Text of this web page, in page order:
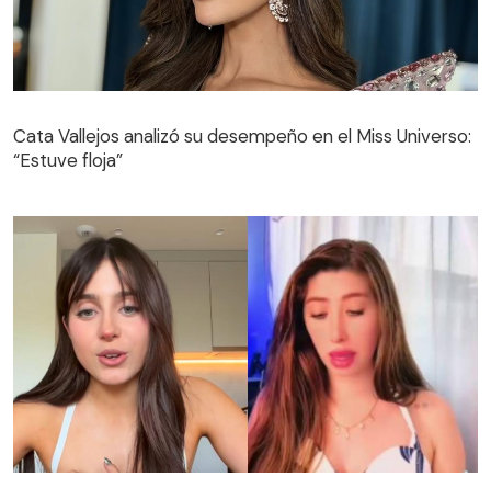
Cata Vallejos analizó su desempeño en el Miss Universo:
“Estuve floja”